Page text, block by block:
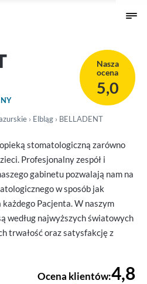
Nasza
ocena
5,0
› Elbląg › BELLADENT
stomatologiczną zarówno
Profesjonalny zespół i
gabinetu pozwalają nam na
w sposób jak
Pacjenta. W naszym
według najwyższych światowych
trwałość oraz satysfakcję z
Ocena klientów:4,8